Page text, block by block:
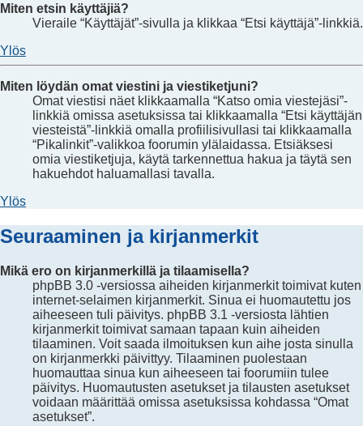
Miten etsin käyttäjiä?
Vieraile “Käyttäjät”-sivulla ja klikkaa “Etsi käyttäjä”-linkkiä.
Ylös
Miten löydän omat viestini ja viestiketjuni?
Omat viestisi näet klikkaamalla “Katso omia viestejäsi”-
linkkiä omissa asetuksissa tai klikkaamalla “Etsi käyttäjän
viesteistä”-linkkiä omalla profiilisivullasi tai klikkaamalla
“Pikalinkit”-valikkoa foorumin ylälaidassa. Etsiäksesi
omia viestiketjuja, käytä tarkennettua hakua ja täytä sen
hakuehdot haluamallasi tavalla.
Ylös
Seuraaminen ja kirjanmerkit
Mikä ero on kirjanmerkillä ja tilaamisella?
phpBB 3.0 -versiossa aiheiden kirjanmerkit toimivat kuten
internet-selaimen kirjanmerkit. Sinua ei huomautettu jos
aiheeseen tuli päivitys. phpBB 3.1 -versiosta lähtien
kirjanmerkit toimivat samaan tapaan kuin aiheiden
tilaaminen. Voit saada ilmoituksen kun aihe josta sinulla
on kirjanmerkki päivittyy. Tilaaminen puolestaan
huomauttaa sinua kun aiheeseen tai foorumiin tulee
päivitys. Huomautusten asetukset ja tilausten asetukset
voidaan määrittää omissa asetuksissa kohdassa “Omat
asetukset”.